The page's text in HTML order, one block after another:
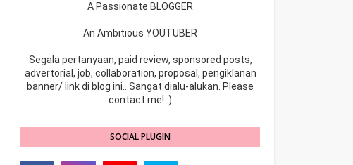
A Passionate BLOGGER
An Ambitious YOUTUBER
Segala pertanyaan, paid review, sponsored posts,
advertorial, job, collaboration, proposal, pengiklanan
banner/ link di blog ini.. Sangat dialu-alukan. Please
contact me! :)
SOCIAL PLUGIN